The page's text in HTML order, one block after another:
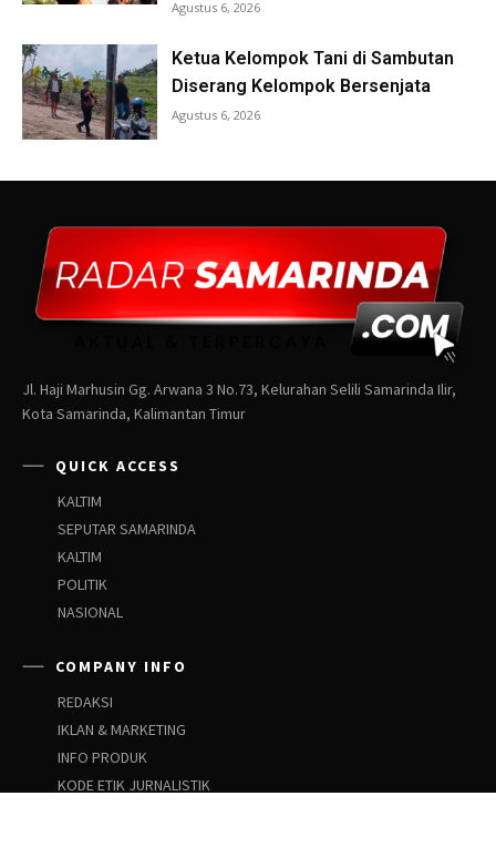
Jl. Haji Marhusin Gg. Arwana 3 No.73, Kelurahan Selili Samarinda Ilir,
Kota Samarinda, Kalimantan Timur
QUICK ACCESS
KALTIM
SEPUTAR SAMARINDA
KALTIM
POLITIK
NASIONAL
COMPANY INFO
REDAKSI
IKLAN & MARKETING
INFO PRODUK
KODE ETIK JURNALISTIK